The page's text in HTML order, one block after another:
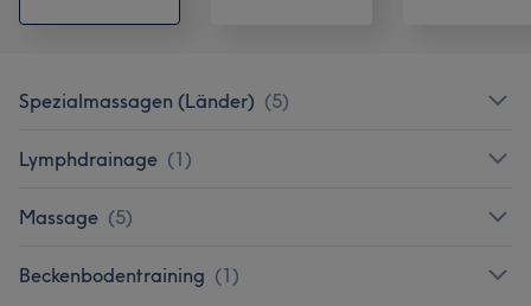
Spezialmassagen (Länder) (5)
Lymphdrainage (1)
Massage (5)
Beckenbodentraining (1)